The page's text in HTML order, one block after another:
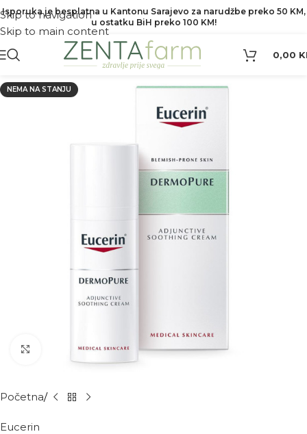
Skip to navigation
Skip to main content
Isporuka je besplatna u Kantonu Sarajevo za narudžbe preko 50 KM,
u ostatku BiH preko 100 KM!
0,00
NEMA NA STANJU
Kliknite za povećanje
Početna
Eucerin